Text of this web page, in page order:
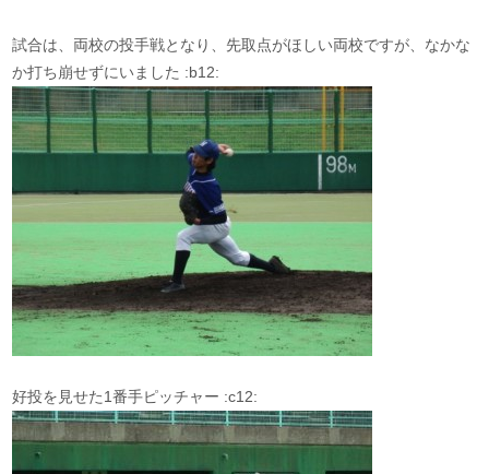
試合は、両校の投手戦となり、先取点がほしい両校ですが、なかな
か打ち崩せずにいました :b12:
好投を見せた1番手ピッチャー :c12: